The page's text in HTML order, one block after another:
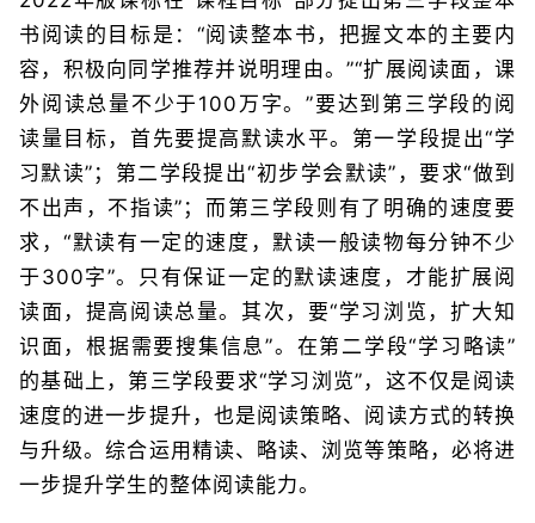
书阅读的目标是：“阅读整本书，把握文本的主要内
容，积极向同学推荐并说明理由。”“扩展阅读面，课
外阅读总量不少于100万字。”要达到第三学段的阅
读量目标，首先要提高默读水平。第一学段提出“学
习默读”；第二学段提出“初步学会默读”，要求“做到
不出声，不指读”；而第三学段则有了明确的速度要
求，“默读有一定的速度，默读一般读物每分钟不少
于300字”。只有保证一定的默读速度，才能扩展阅
读面，提高阅读总量。其次，要“学习浏览，扩大知
识面，根据需要搜集信息”。在第二学段“学习略读”
的基础上，第三学段要求“学习浏览”，这不仅是阅读
速度的进一步提升，也是阅读策略、阅读方式的转换
与升级。综合运用精读、略读、浏览等策略，必将进
一步提升学生的整体阅读能力。